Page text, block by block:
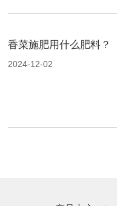
香菜施肥用什么肥料？
2024-12-02